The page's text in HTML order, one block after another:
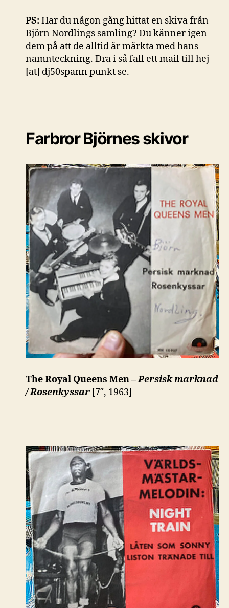
PS:Har du någon gång hittat en skiva från
Björn Nordlings samling? Du känner igen
dem på att de alltid är märkta med hans
namnteckning. Dra i så fall ett mail till hej
[at] dj50spann punkt se.
Farbror Björnes skivor
The Royal Queens Men –Persisk marknad
/ Rosenkyssar [7″, 1963]